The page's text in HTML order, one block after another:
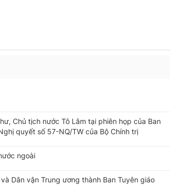
Chủ tịch nước Tô Lâm tại phiên họp của Ban
quyết số 57-NQ/TW của Bộ Chính trị
ngoài
Dân vận Trung ương thành Ban Tuyên giáo